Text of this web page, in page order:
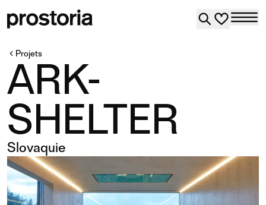
Projets
ARK-
SHELTER
Slovaquie